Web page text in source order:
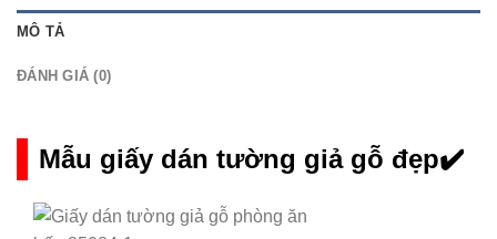
MÔ TẢ
ĐÁNH GIÁ (0)
Mẫu giấy dán tường giả gỗ đẹp✔️